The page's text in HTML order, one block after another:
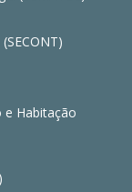
e Habitação